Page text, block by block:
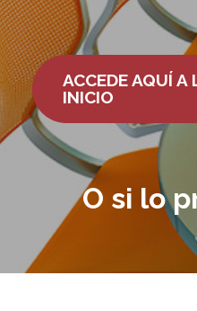
ACCEDE AQUÍ A
INICIO
O si lo